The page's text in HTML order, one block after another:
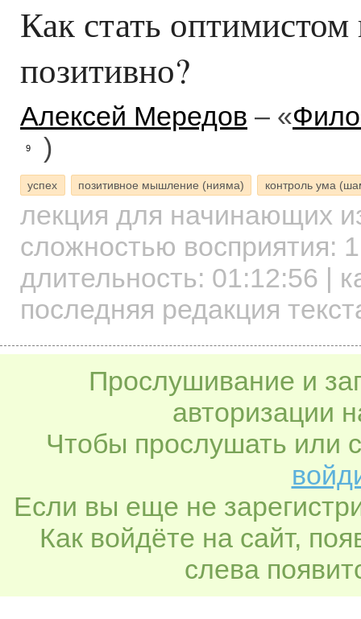
Как стать оптимистом
позитивно?
Алексей Мередов – «
9 )
успех позитивное мышление (нияма) контроль ума
лекция для начинающих
сложностью восприятия: 1
длительность: 01:12:56 |
последняя редакция
Прослушивание и
авторизации
Чтобы прослушать или
Если вы еще не
Как войдёте на сайт,
слева